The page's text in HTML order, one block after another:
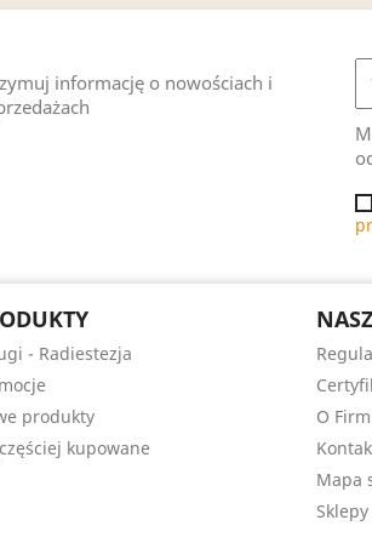
informację o nowościach i
- Radiestezja
produkty
kupowane
O
Mapa
Sklepy